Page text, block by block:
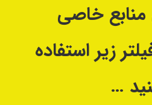
منابع خاصی
زیر استفاده
…